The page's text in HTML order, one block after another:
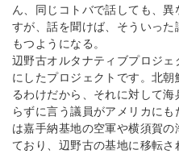
ん、同じコトバで話しても、
すが、話を聞けば、そういっ
もつようになる。
辺野古オルタナティブプロジ
にしたプロジェクトです。北
るわけだから、それに対して
らずに言う議員がアメリカに
は嘉手納基地の空軍や横須賀
ており、辺野古の基地に移転